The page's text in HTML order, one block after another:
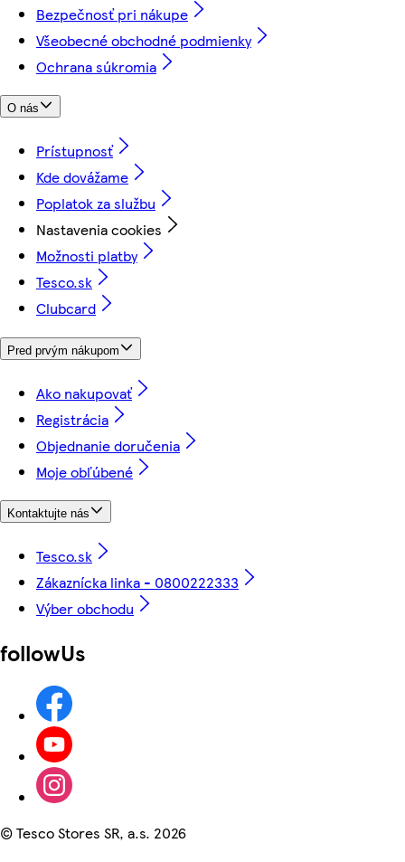
Bezpečnosť pri nákupe
Všeobecné obchodné podmienky
Ochrana súkromia
O nás
Prístupnosť
Kde dovážame
Poplatok za službu
Nastavenia cookies
Možnosti platby
Tesco.sk
Clubcard
Pred prvým nákupom
Ako nakupovať
Registrácia
Objednanie doručenia
Moje obľúbené
Kontaktujte nás
Tesco.sk
Zákaznícka linka - 0800222333
Výber obchodu
followUs
©Tesco Stores SR, a.s. 2026